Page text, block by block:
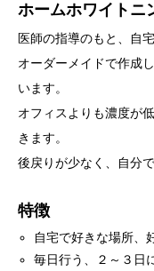
ホームホワイトニ
医師の指導のもと、自
オーダーメイドで作成
います。
オフィスよりも濃度が
きます。
後戻りが少なく、自分
特徴
自宅で好きな場所、
毎日行う、２～３日